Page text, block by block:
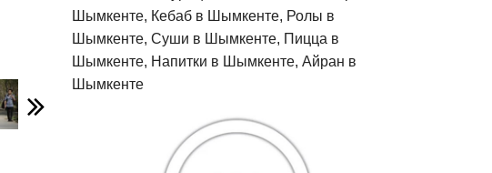
Шымкенте, Кебаб в Шымкенте, Ролы в
Шымкенте, Суши в Шымкенте, Пицца в
Шымкенте, Напитки в Шымкенте, Айран в
Шымкенте